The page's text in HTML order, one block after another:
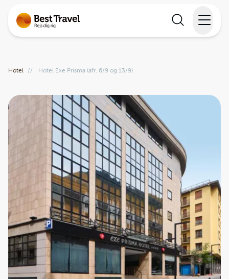
Rejsekalender
Inspiration
Information
Min Rejse
Hotel // Hotel Exe Prisma (afr. 6/9 og 13/9)